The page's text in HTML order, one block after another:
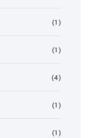
(1)
(1)
(4)
(1)
(1)